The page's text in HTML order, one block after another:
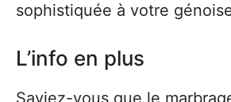
sophistiquée à votre
L’info en plus